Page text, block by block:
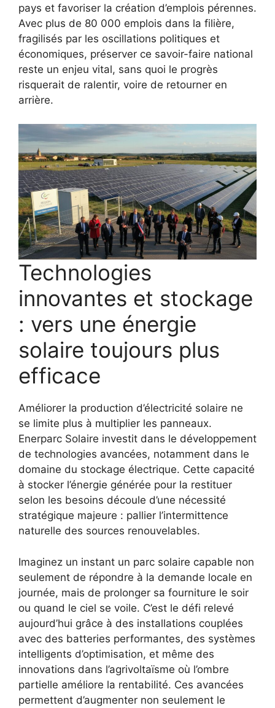
pays et favoriser la création d’emplois pérennes.
Avec plus de 80 000 emplois dans la filière,
fragilisés par les oscillations politiques et
économiques, préserver ce savoir-faire national
reste un enjeu vital, sans quoi le progrès
risquerait de ralentir, voire de retourner en
arrière.
Technologies
innovantes et stockage
: vers une énergie
solaire toujours plus
efficace
Améliorer la production d’électricité solaire ne
se limite plus à multiplier les panneaux.
Enerparc Solaire investit dans le développement
de technologies avancées, notamment dans le
domaine du stockage électrique. Cette capacité
à stocker l’énergie générée pour la restituer
selon les besoins découle d’une nécessité
stratégique majeure : pallier l’intermittence
naturelle des sources renouvelables.
Imaginez un instant un parc solaire capable non
seulement de répondre à la demande locale en
journée, mais de prolonger sa fourniture le soir
ou quand le ciel se voile. C’est le défi relevé
aujourd’hui grâce à des installations couplées
avec des batteries performantes, des systèmes
intelligents d’optimisation, et même des
innovations dans l’agrivoltaïsme où l’ombre
partielle améliore la rentabilité. Ces avancées
permettent d’augmenter non seulement le